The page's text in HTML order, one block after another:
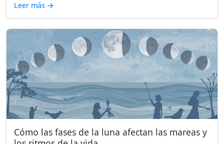
Leer más →
Cómo las fases de la luna afectan las mareas y